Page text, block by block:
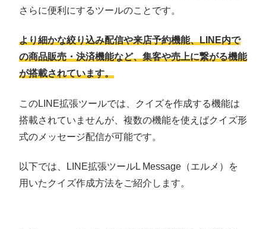
さらに便利にするツールのことです。
より細かな絞り込み配信や来店予約機能、LINE内で
の商品販売・決済機能など、集客や売上に繋がる機能
が搭載されています。
このLINE拡張ツールでは、クイズを作成する機能は
搭載されていませんが、複数の機能を使えばクイズ形
式のメッセージ配信が可能です。
以下では、LINE拡張ツールL Message（エルメ）を
用いたクイズ作成方法をご紹介します。